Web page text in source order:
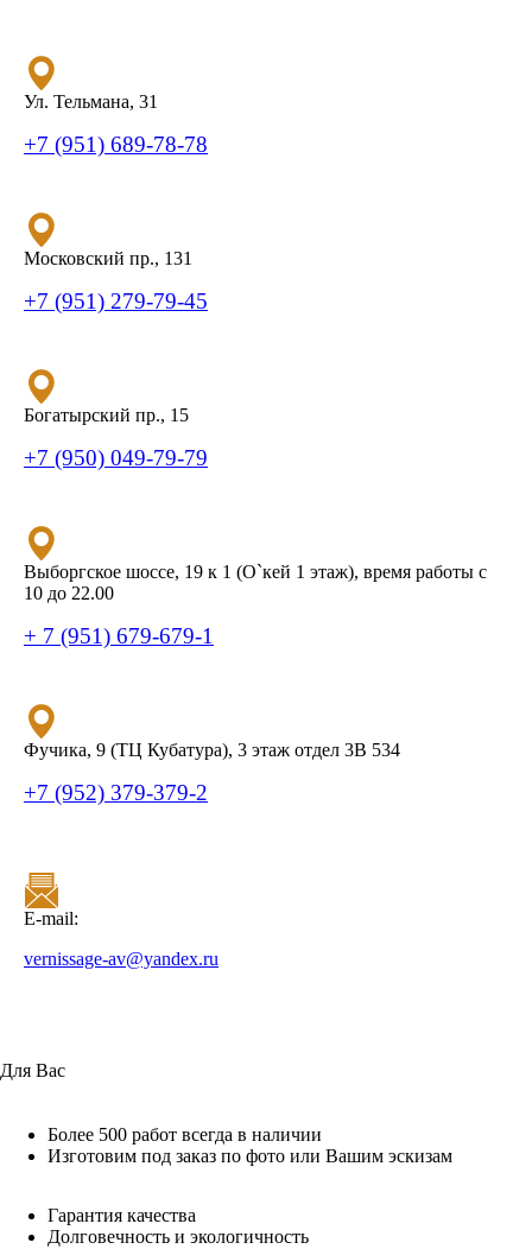
Ул. Тельмана, 31
+7 (951) 689-78-78
Московский пр., 131
+7 (951) 279-79-45
Богатырский пр., 15
+7 (950) 049-79-79
Выборгское шоссе, 19 к 1 (О`кей 1 этаж), время работы с
10 до 22.00
+ 7 (951) 679-679-1
Фучика, 9 (ТЦ Кубатура), 3 этаж отдел 3В 534
+7 (952) 379-379-2
E-mail:
vernissage-av@yandex.ru
Для Вас
Более 500 работ всегда в наличии
Изготовим под заказ по фото или Вашим эскизам
Гарантия качества
Долговечность и экологичность